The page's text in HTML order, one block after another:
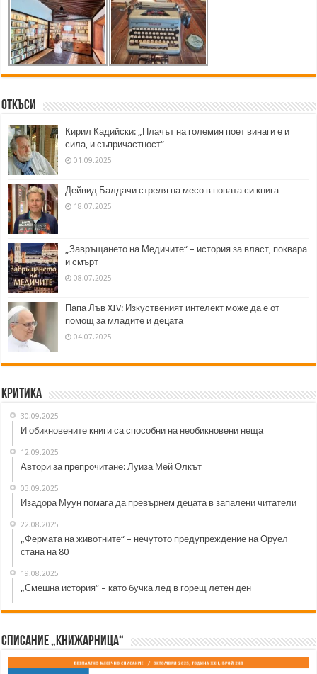
Откъси
Кирил Кадийски: „Плачът на големия поет винаги е и
сила, и съпричастност“
01.09.2025
Дейвид Балдачи стреля на месо в новата си книга
18.07.2025
„Завръщането на Медичите“ – история за власт, поквара
и смърт
08.07.2025
Папа Лъв XIV: Изкуственият интелект може да е от
помощ за младите и децата
04.07.2025
Критика
30.09.2025
И обикновените книги са способни на необикновени неща
12.09.2025
Автори за препрочитане: Луиза Мей Олкът
03.09.2025
Изадора Муун помага да превърнем децата в запалени читатели
22.08.2025
„Фермата на животните“ – нечутото предупреждение на Оруел
стана на 80
19.08.2025
„Смешна история“ – като бучка лед в горещ летен ден
Списание „Книжарница“